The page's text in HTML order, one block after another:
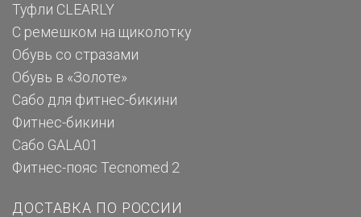
Туфли CLEARLY
С ремешком на щиколотку
Обувь со стразами
Обувь в «Золоте»
Сабо для фитнес-бикини
Фитнес-бикини
Сабо GALA01
Фитнес-пояс Tecnomed 2
ДОСТАВКА ПО РОССИИ